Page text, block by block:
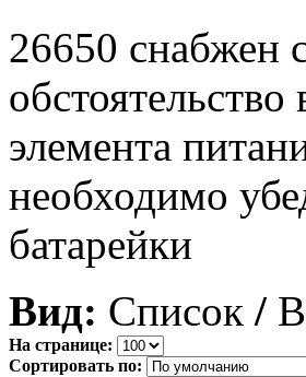
26650 снабжен
элемента
необходимо
батарейки
Вид: Список /
На странице:
Сортировать по: